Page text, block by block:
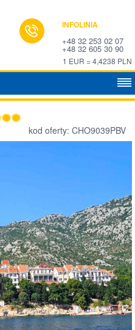
INFOLINIA
+48 32 253 02 07
+48 32 605 30 90
1 EUR = 4,4238 PLN
kod oferty: CHO9039PBV